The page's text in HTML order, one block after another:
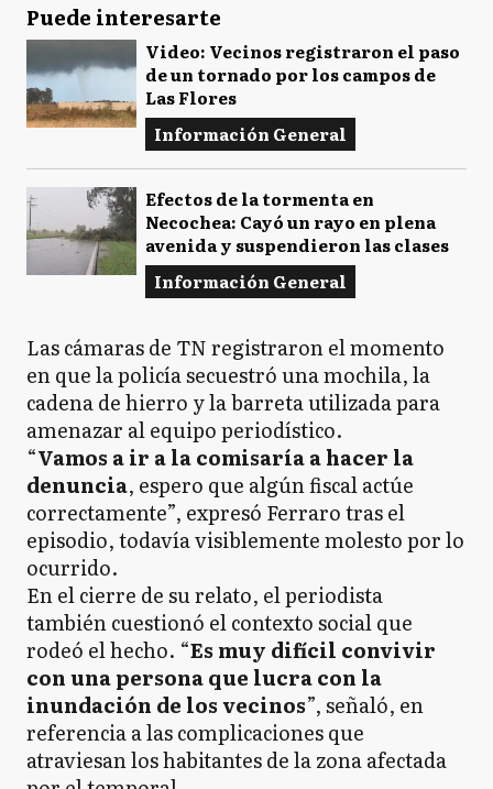
Puede interesarte
Video: Vecinos registraron el paso
de un tornado por los campos de
Las Flores
Información General
Efectos de la tormenta en
Necochea: Cayó un rayo en plena
avenida y suspendieron las clases
Información General
Las cámaras de TN registraron el momento
en que la policía secuestró una mochila, la
cadena de hierro y la barreta utilizada para
amenazar al equipo periodístico.
“Vamos a ir a la comisaría a hacer la
denuncia, espero que algún fiscal actúe
correctamente”, expresó Ferraro tras el
episodio, todavía visiblemente molesto por lo
ocurrido.
En el cierre de su relato, el periodista
también cuestionó el contexto social que
rodeó el hecho. “Es muy difícil convivir
con una persona que lucra con la
inundación de los vecinos”, señaló, en
referencia a las complicaciones que
atraviesan los habitantes de la zona afectada